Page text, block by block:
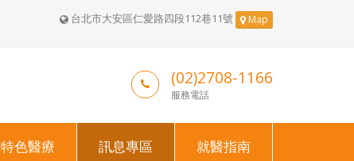
台北市大安區仁愛路四段112巷11號 Map
(02)2708-1166
服務電話
特色醫療 訊息專區 就醫指南